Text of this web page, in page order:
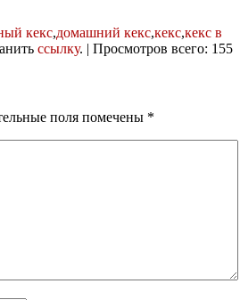
кекс,домашний кекс,кекс,кекс в
ссылку. | Просмотров всего: 155
поля помечены *